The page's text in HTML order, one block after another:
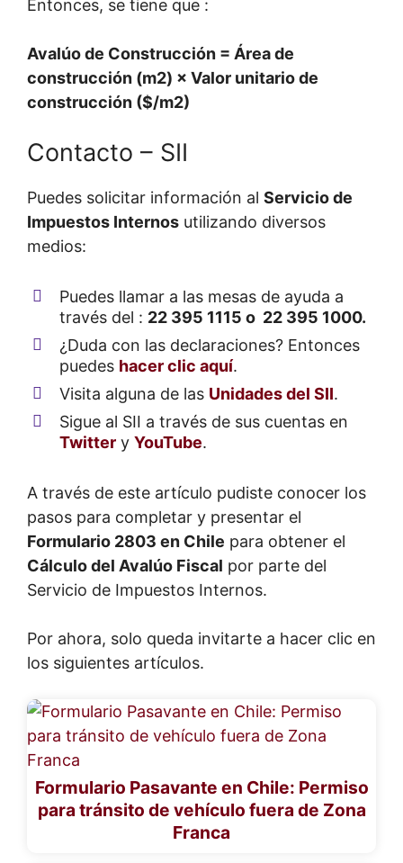
Entonces, se tiene que :
Avalúo de Construcción = Área de
construcción (m2) × Valor unitario de
construcción ($/m2)
Contacto – SII
Puedes solicitar información al Servicio de
Impuestos Internos utilizando diversos
medios:
Puedes llamar a las mesas de ayuda a
través del : 22 395 1115 o 22 395 1000.
¿Duda con las declaraciones? Entonces
puedes hacer clic aquí.
Visita alguna de las Unidades del SII.
Sigue al SII a través de sus cuentas en
Twitter y YouTube.
A través de este artículo pudiste conocer los
pasos para completar y presentar el
Formulario 2803 en Chile para obtener el
Cálculo del Avalúo Fiscal por parte del
Servicio de Impuestos Internos.
Por ahora, solo queda invitarte a hacer clic en
los siguientes artículos.
Formulario Pasavante en Chile: Permiso
para tránsito de vehículo fuera de Zona
Franca